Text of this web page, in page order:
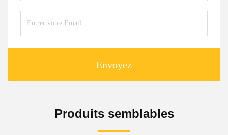
Envoyez
Produits semblables